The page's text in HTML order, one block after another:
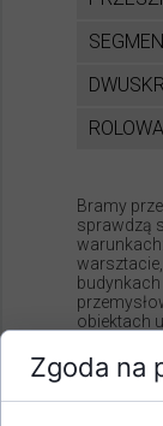
Bramy
sprawdzą
budynkach
obiektach
każdej
Zgoda na